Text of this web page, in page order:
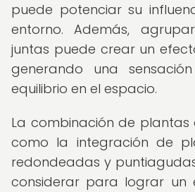
puede potenciar su
entorno. Además,
juntas puede crear un
generando una
equilibrio en el espacio.
La combinación de
como la integración de
redondeadas y
considerar para lograr un